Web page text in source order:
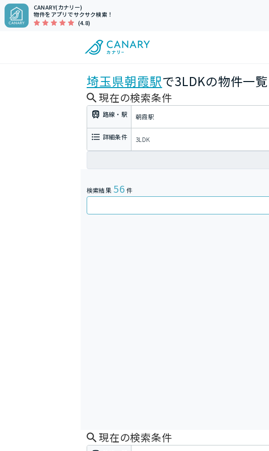
CANARY(カナリー)
物件をアプリでサクサク検索！
(4.8)
埼玉県朝霞駅で3LDKの物件一覧
現在の検索条件
路線・駅 朝霞駅
詳細条件 3LDK
検索結果 56 件
現在の検索条件